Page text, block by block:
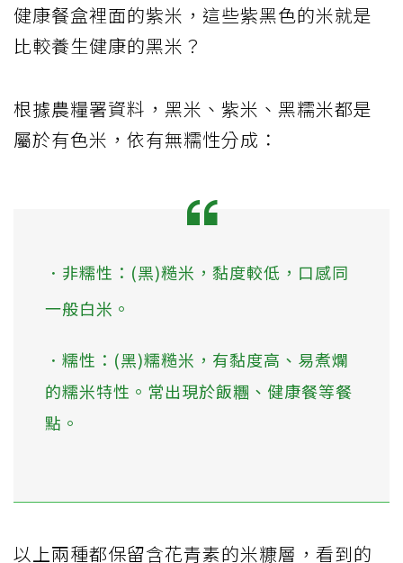
健康餐盒裡面的紫米，這些紫黑色的米就是
比較養生健康的黑米？
根據農糧署資料，黑米、紫米、黑糯米都是
屬於有色米，依有無糯性分成：
．非糯性：(黑)糙米，黏度較低，口感同
一般白米。
．糯性：(黑)糯糙米，有黏度高、易煮爛
的糯米特性。常出現於飯糰、健康餐等餐
點。
以上兩種都保留含花青素的米糠層，看到的